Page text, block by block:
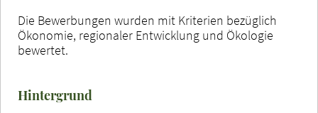
Die Bewerbungen wurden mit Kriterien bezüglich
Ökonomie, regionaler Entwicklung und Ökologie
bewertet.
Hintergrund